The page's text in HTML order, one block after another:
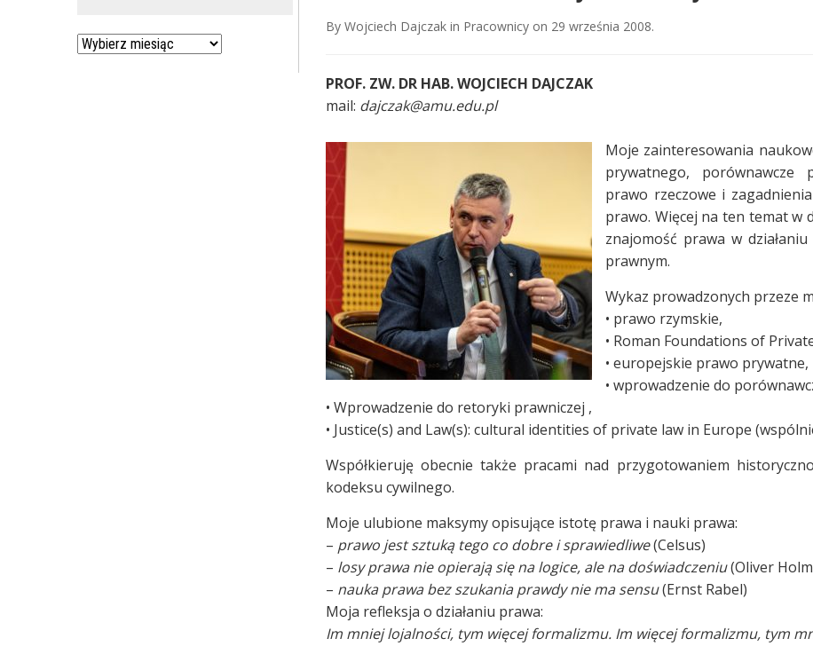
Archiwum
By Wojciech Dajczak in Pracownicy on 29 września 2008.
PROF. ZW. DR HAB. WOJCIECH DAJCZAK
mail: dajczak@amu.edu.pl
Moje zainteresowania
prywatnego, porównawcze
prawo rzeczowe i
prawo. Więcej na ten temat w
znajomość prawa w
prawnym.
Wykaz prowadzonych przeze
• prawo rzymskie,
• Roman Foundations of
• europejskie prawo prywatne,
• wprowadzenie do
• Wprowadzenie do retoryki prawniczej ,
• Justice(s) and Law(s): cultural identities of private law in Europe
Współkieruję obecnie także pracami nad przygotowaniem
kodeksu cywilnego.
Moje ulubione maksymy opisujące istotę prawa i nauki prawa:
– prawo jest sztuką tego co dobre i sprawiedliwe(Celsus)
– losy prawa nie opierają się na logice, ale na doświadczeniu(Oliver
– nauka prawa bez szukania prawdy nie ma sensu(Ernst Rabel)
Moja refleksja o działaniu prawa:
Im mniej lojalności, tym więcej formalizmu. Im więcej formalizmu, tym